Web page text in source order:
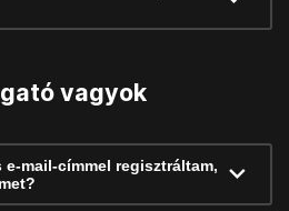
vagyok
mail-címmel regisztráltam,